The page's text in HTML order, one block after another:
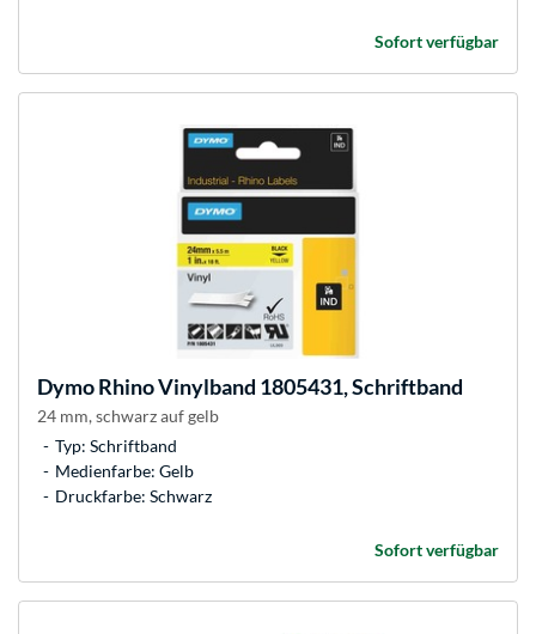
Sofort verfügbar
DymoRhino Vinylband 1805431, Schriftband
24 mm, schwarz auf gelb
Typ: Schriftband
Medienfarbe: Gelb
Druckfarbe: Schwarz
Sofort verfügbar